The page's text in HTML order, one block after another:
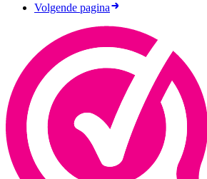
Volgende pagina